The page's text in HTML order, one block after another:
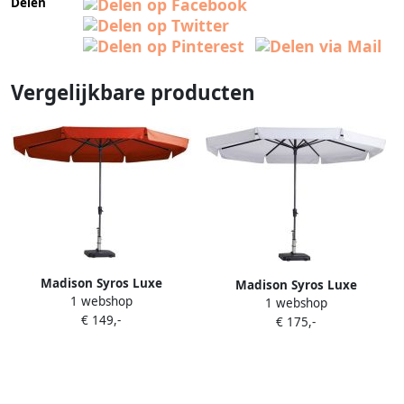
Vergelijkbare producten
Madison Syros Luxe
Stokparasol Ø 350
1 webshop
€ 149,-
Madison Syros Luxe
Stokparasol Ø 350 cm
1 webshop
€ 175,-